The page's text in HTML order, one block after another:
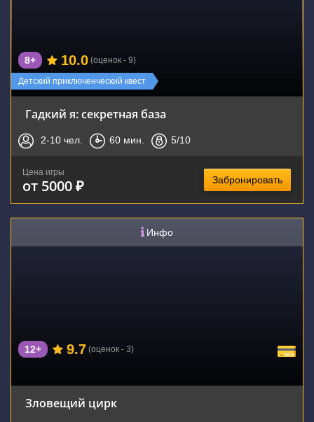
Детский приключенческий квест
8+ 10.0 (оценок - 9)
Гадкий я: секретная база
2-10 чел. 60 мин. 5/10
Цена игры
от 5000 ₽ Забронировать
Инфо
12+ 9.7 (оценок - 3)
Зловещий цирк